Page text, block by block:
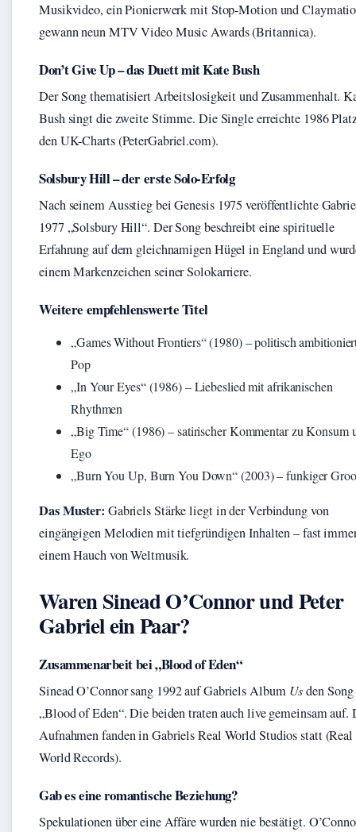
Musikvideo, ein Pionierwerk mit Stop-Motion und
gewann neun MTV Video Music Awards (Britannica).
Don’t Give Up – das Duett mit Kate Bush
Der Song thematisiert Arbeitslosigkeit und Zusammenhalt.
Bush singt die zweite Stimme. Die Single erreichte 1986
den UK-Charts (PeterGabriel.com).
Solsbury Hill – der erste Solo-Erfolg
Nach seinem Ausstieg bei Genesis 1975 veröffentlichte
1977 „Solsbury Hill“. Der Song beschreibt eine spirituelle
Erfahrung auf dem gleichnamigen Hügel in England und
einem Markenzeichen seiner Solokarriere.
Weitere empfehlenswerte Titel
„Games Without Frontiers“ (1980) – politisch
Pop
„In Your Eyes“ (1986) – Liebeslied mit afrikanischen
Rhythmen
„Big Time“ (1986) – satirischer Kommentar zu Konsum
Ego
„Burn You Up, Burn You Down“ (2003) – funkiger
Das Muster: Gabriels Stärke liegt in der Verbindung von
eingängigen Melodien mit tiefgründigen Inhalten – fast
einem Hauch von Weltmusik.
Waren Sinead O’Connor und Peter
Gabriel ein Paar?
Zusammenarbeit bei „Blood of Eden“
Sinead O’Connor sang 1992 auf Gabriels Album Usden Song
„Blood of Eden“. Die beiden traten auch live gemeinsam auf.
Aufnahmen fanden in Gabriels Real World Studios statt (Real
World Records).
Gab es eine romantische Beziehung?
Spekulationen über eine Affäre wurden nie bestätigt.